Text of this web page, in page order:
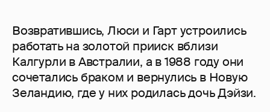
Возвратившись, Люси и Гарт устроились
работать на золотой прииск вблизи
Калгурли в Австралии, а в 1988 году они
сочетались браком и вернулись в Новую
Зеландию, где у них родилась дочь Дэйзи.